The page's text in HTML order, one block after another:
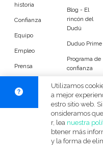
Peluquería
Idiomas del dudú
Cerrar
historia
Confianza
Equipo
Empleo
Prensa
Blog - El
rincón del
Dudú
Duduo Prime
Programa de
confianza
DuduoApp
para Android
© Duduo 2026
Utilizamos
a mejor
estro sitio web.
onsideramos
r, lea nuestra
btener más
y la forma de